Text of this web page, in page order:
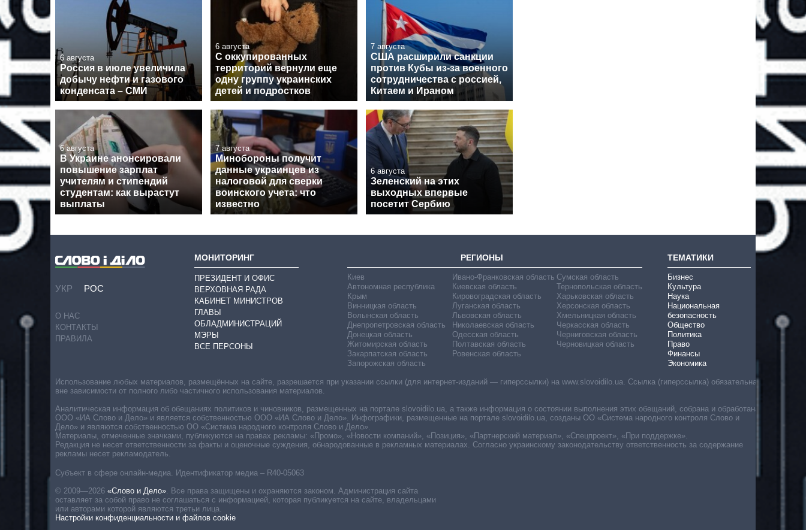
6 августа
Россия в июле увеличила
добычу нефти и газового
конденсата – СМИ
6 августа
С оккупированных
территорий вернули еще
одну группу украинских
детей и подростков
7 августа
США расширили санкции
против Кубы из-за военного
сотрудничества с россией,
Китаем и Ираном
6 августа
В Украине анонсировали
повышение зарплат
учителям и стипендий
студентам: как вырастут
выплаты
7 августа
Минобороны получит
данные украинцев из
налоговой для сверки
воинского учета: что
известно
6 августа
Зеленский на этих
выходных впервые
посетит Сербию
УКР РОС
О НАС
КОНТАКТЫ
ПРАВИЛА
МОНИТОРИНГ
ПРЕЗИДЕНТ И ОФИС
ВЕРХОВНАЯ РАДА
КАБИНЕТ МИНИСТРОВ
ГЛАВЫ
ОБЛАДМИНИСТРАЦИЙ
МЭРЫ
ВСЕ ПЕРСОНЫ
РЕГИОНЫ
Киев
Автономная республика
Крым
Винницкая область
Волынская область
Днепропетровская область
Донецкая область
Житомирская область
Закарпатская область
Запорожская область
Ивано-Франковская область
Киевская область
Кировоградская область
Луганская область
Львовская область
Николаевская область
Одесская область
Полтавская область
Ровенская область
Сумская область
Тернопольская область
Харьковская область
Херсонская область
Хмельницкая область
Черкасская область
Черниговская область
Черновицкая область
ТЕМАТИКИ
Бизнес
Культура
Наука
Национальная
безопасность
Общество
Политика
Право
Финансы
Экономика
Субъект в сфере онлайн-медиа. Идентификатор медиа – R40-05063
© 2009—2026 «Слово и Дело»
Все права защищены и охраняются законом. Администрация сайта
оставляет за собой право не соглашаться с информацией, которая публикуется на сайте, владельцами
или авторами которой являются третьи лица.
Настройки конфиденциальности и файлов cookie
Использование любых материалов, размещённых на сайте, разрешается при указании ссылки (для интернет-изданий — гиперссылки) на www.slovoidilo.ua. Ссылка (гиперссылка) обязательна
вне зависимости от полного либо частичного использования материалов.
Аналитическая информация об обещаниях политиков и чиновников, размещенных на портале slovoidilo.ua, а также информация о состоянии выполнения этих обещаний, собрана и обработана
ООО «ИА Слово и Дело» и является собственностью ООО «ИА Слово и Дело». Инфографики, размещенные на портале slovoidilo.ua, созданы ОО «Система народного контроля Слово и
Дело» и являются собственностью ОО «Система народного контроля Слово и Дело».
Материалы, отмеченные значками, публикуются на правах рекламы: «Промо», «Новости компаний», «Позиция», «Партнерский материал», «Спецпроект», «При поддержке».
Редакция не несет ответственности за факты и оценочные суждения, обнародованные в рекламных материалах. Согласно украинскому законодательству ответственность за содержание
рекламы несет рекламодатель.